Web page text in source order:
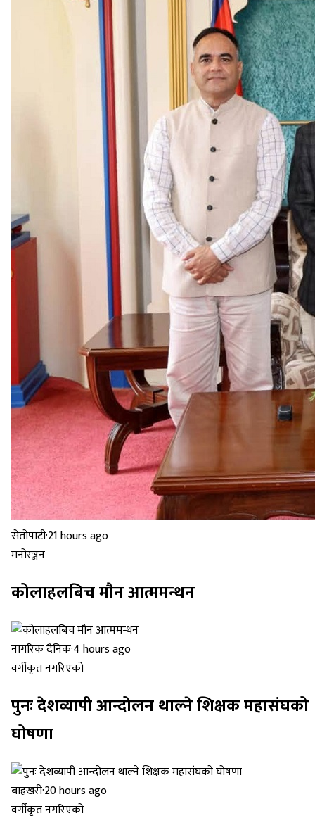
सेतोपाटी·21 hours ago
मनोरञ्जन
कोलाहलबिच मौन आत्ममन्थन
नागरिक दैनिक·4 hours ago
वर्गीकृत नगरिएको
पुनः देशव्यापी आन्दोलन थाल्ने शिक्षक महासंघको
घोषणा
बाह्रखरी·20 hours ago
वर्गीकृत नगरिएको